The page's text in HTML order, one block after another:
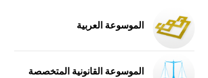
الموسوعة العربية
الموسوعة القانونية المتخصصة